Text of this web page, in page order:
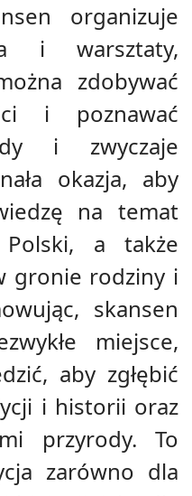
organizuje
i warsztaty,
zdobywać
i poznawać
i zwyczaje
okazja, aby
na temat
a także
gronie rodziny i
skansen
miejsce,
aby zgłębić
i historii oraz
przyrody. To
zarówno dla